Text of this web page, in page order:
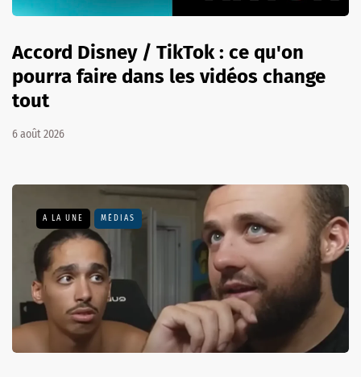
Accord Disney / TikTok : ce qu'on
pourra faire dans les vidéos change
tout
6 août 2026
A LA UNE MÉDIAS